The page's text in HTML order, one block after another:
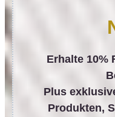
Erhalte 10%
Plus
Produkten,